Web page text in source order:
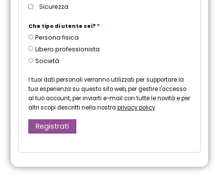
Sicurezza
Che tipo di utente sei? *
Persona fisica
Libero professionista
Società
I tuoi dati personali verranno utilizzati per supportare la
tua esperienza su questo sito web, per gestire l'accesso
al tuo account, per inviarti e-mail con tutte le novità e per
altri scopi descritti nella nostra privacy policy.
Registrati